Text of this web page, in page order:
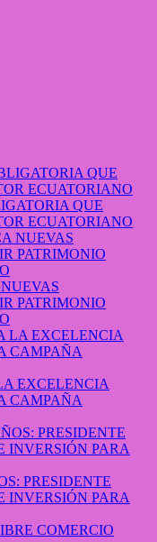
QUE
ECUATORIANO
PATRIMONIO
EXCELENCIA
CAMPAÑA
PRESIDENTE
INVERSIÓN PARA